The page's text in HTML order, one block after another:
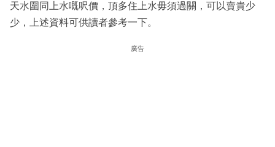
天水圍同上水嘅呎價，頂多住上水毋須過關，可以賣貴少
少，上述資料可供讀者參考一下。
廣告